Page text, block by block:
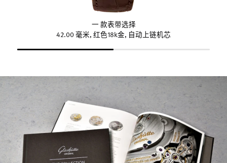
一 款表带选择
42.00 毫米, 红色18k金, 自动上链机芯